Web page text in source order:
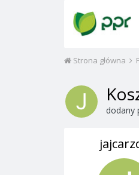
Strona główna
dodany